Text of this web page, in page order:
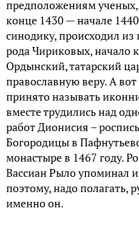
предположениям
конце 1430 — начале
синодику, происходил из
рода Чириковых, начало
Ордынский, татарский
православную веру. А
принято называть
вместе трудились над
работ Дионисия –
Богородицы в
монастыре в 1467 году.
Вассиан Рыло упоминал
поэтому, надо полагать,
именно он.